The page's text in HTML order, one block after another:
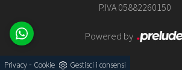
P.IVA 05882260150
Powered by
Privacy- Cookie Gestisci i consensi